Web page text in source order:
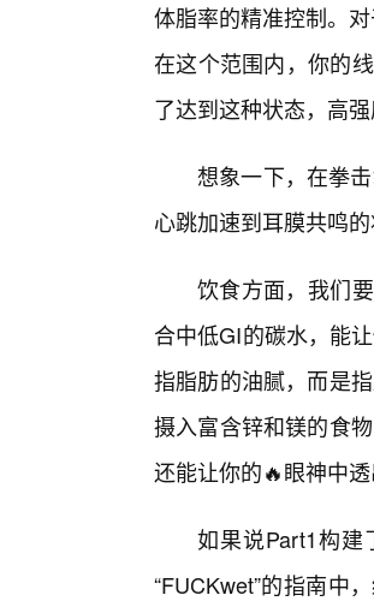
体脂率的精准控制。
在这个范围内，你的
了达到这种状态，高
想象一下，在拳
心跳加速到耳膜共鸣
饮食方面，我们
合中低GI的碳水，能
指脂肪的油腻，而是
摄入富含锌和镁的食
还能让你的🔥眼神中
如果说Part1构建
“FUCKwet”的指南中